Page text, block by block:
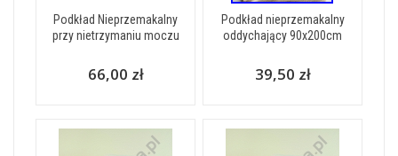
Podkład Nieprzemakalny
przy nietrzymaniu moczu
66,00 zł
Podkład nieprzemakalny
oddychający 90x200cm
39,50 zł